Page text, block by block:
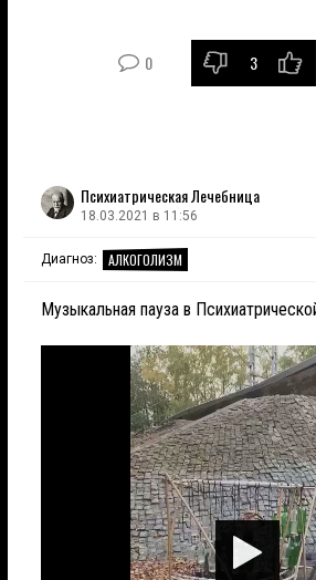
0 3
Психиатрическая Лечебница
18.03.2021 в 11:56
Диагноз: АЛКОГОЛИЗМ
Музыкальная пауза в
Играть